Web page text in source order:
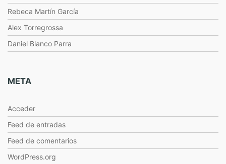
Rebeca Martín García
Alex Torregrossa
Daniel Blanco Parra
META
Acceder
Feed de entradas
Feed de comentarios
WordPress.org